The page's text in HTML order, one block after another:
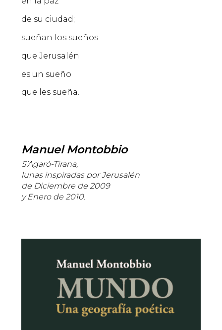
de su ciudad;
sueñan los sueños
que Jerusalén
es un sueño
que les sueña.
Manuel Montobbio
S’Agaró-Tirana,
lunas inspiradas por Jerusalén
de Diciembre de 2009
y Enero de 2010.